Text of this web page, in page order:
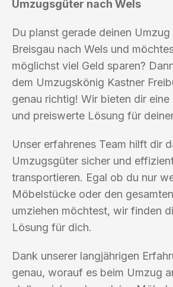
Umzugsgüter nach Wels
Du planst gerade deinen
Breisgau nach Wels und
möglichst viel Geld sparen?
dem Umzugskönig Kastner
genau richtig! Wir bieten dir
und preiswerte Lösung für
Unser erfahrenes Team hilft dir
Umzugsgüter sicher und
transportieren. Egal ob du nur
Möbelstücke oder den
umziehen möchtest, wir finden
Lösung für dich.
Dank unserer langjährigen
genau, worauf es beim Umzug